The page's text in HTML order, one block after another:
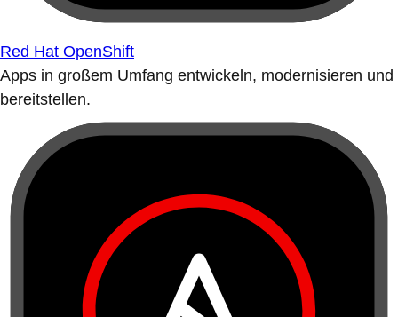
Red Hat OpenShift
Apps in großem Umfang entwickeln, modernisieren und
bereitstellen.